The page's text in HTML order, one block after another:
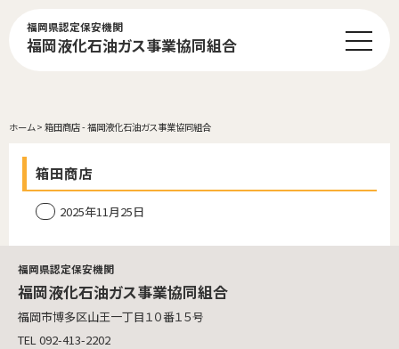
福岡県認定保安機関
福岡液化石油ガス事業協同組合
ホーム > 箱田商店 - 福岡液化石油ガス事業協同組合
箱田商店
2025年11月25日
福岡県認定保安機関
福岡液化石油ガス事業協同組合
福岡市博多区山王一丁目１０番１５号
TEL 092-413-2202